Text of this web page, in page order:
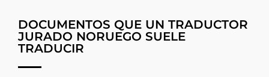
DOCUMENTOS QUE UN TRADUCTOR
JURADO NORUEGO SUELE
TRADUCIR